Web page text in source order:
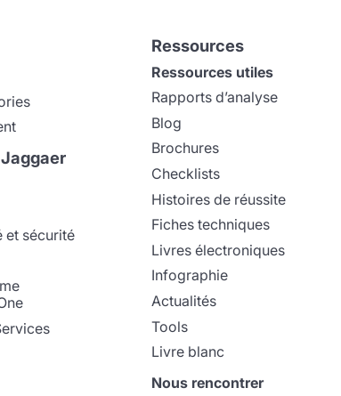
et sécurité
Ressources
Ressources utiles
Rapports d’analyse
Blog
Brochures
Checklists
Histoires de réussite
Fiches techniques
Livres électroniques
Infographie
Actualités
Tools
Livre blanc
Nous rencontrer